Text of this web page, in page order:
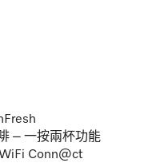
– 一按兩杯功能
Conn@ct